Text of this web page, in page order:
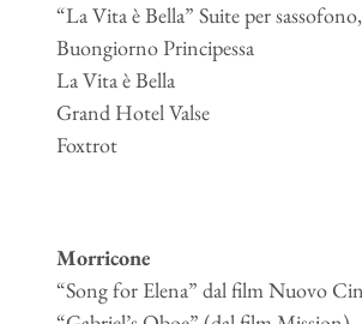
“La Vita è Bella” Suite per
Buongiorno Principessa
La Vita è Bella
Grand Hotel Valse
Foxtrot
Morricone
“Song for Elena” dal film Nuovo